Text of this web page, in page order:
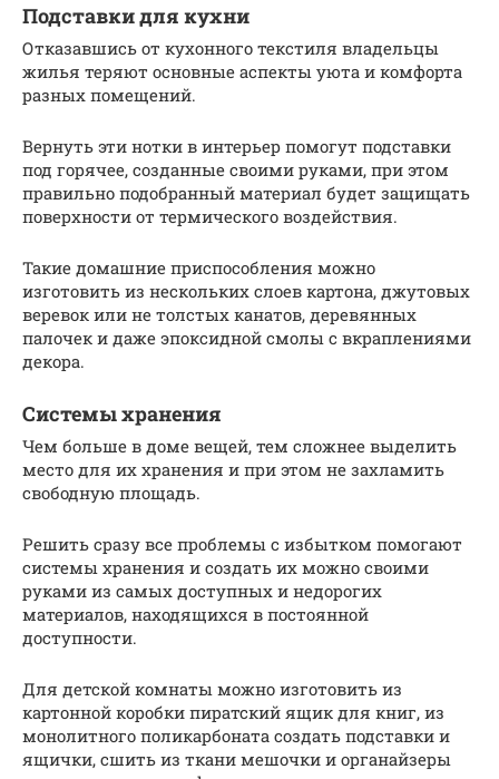
Подставки для кухни
Отказавшись от кухонного текстиля владельцы
жилья теряют основные аспекты уюта и комфорта
разных помещений.
Вернуть эти нотки в интерьер помогут подставки
под горячее, созданные своими руками, при этом
правильно подобранный материал будет защищать
поверхности от термического воздействия.
Такие домашние приспособления можно
изготовить из нескольких слоев картона, джутовых
веревок или не толстых канатов, деревянных
палочек и даже эпоксидной смолы с вкраплениями
декора.
Системы хранения
Чем больше в доме вещей, тем сложнее выделить
место для их хранения и при этом не захламить
свободную площадь.
Решить сразу все проблемы с избытком помогают
системы хранения и создать их можно своими
руками из самых доступных и недорогих
материалов, находящихся в постоянной
доступности.
Для детской комнаты можно изготовить из
картонной коробки пиратский ящик для книг, из
монолитного поликарбоната создать подставки и
ящички, сшить из ткани мешочки и органайзеры